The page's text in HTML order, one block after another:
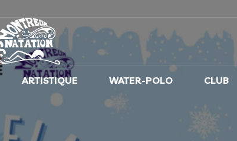
ARTISTIQUE WATER-POLO CLUB